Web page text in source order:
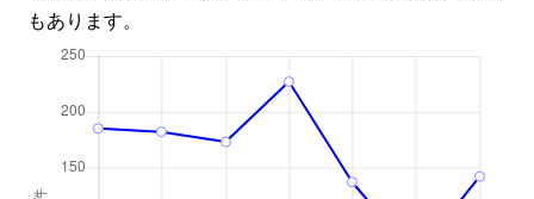
もあります。